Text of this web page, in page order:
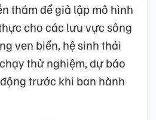
thám để giả lập mô hình
cho các lưu vực sông
ven biển, hệ sinh thái
thử nghiệm, dự báo
trước khi ban hành